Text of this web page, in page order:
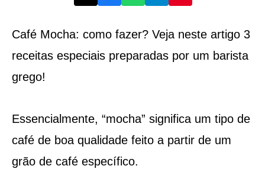
Café Mocha: como fazer? Veja neste artigo 3
receitas especiais preparadas por um barista
grego!
Essencialmente, “mocha” significa um tipo de
café de boa qualidade feito a partir de um
grão de café específico.